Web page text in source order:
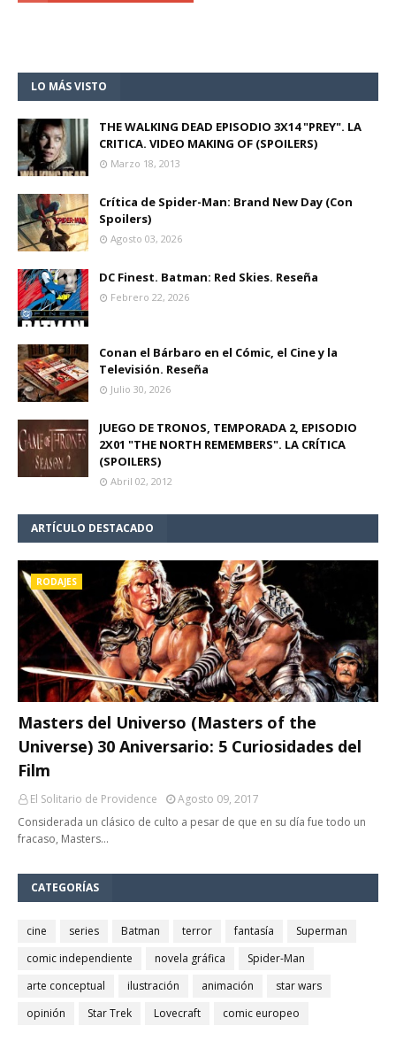
LO MÁS VISTO
THE WALKING DEAD EPISODIO 3X14 "PREY". LA
CRITICA. VIDEO MAKING OF (SPOILERS)
Marzo 18, 2013
Crítica de Spider-Man: Brand New Day (Con
Spoilers)
Agosto 03, 2026
DC Finest. Batman: Red Skies. Reseña
Febrero 22, 2026
Conan el Bárbaro en el Cómic, el Cine y la
Televisión. Reseña
Julio 30, 2026
JUEGO DE TRONOS, TEMPORADA 2, EPISODIO
2X01 "THE NORTH REMEMBERS". LA CRÍTICA
(SPOILERS)
Abril 02, 2012
ARTÍCULO DESTACADO
RODAJES
Masters del Universo (Masters of the
Universe) 30 Aniversario: 5 Curiosidades del
Film
El Solitario de Providence
Agosto 09, 2017
Considerada un clásico de culto a pesar de que en su día fue todo un
fracaso, Masters…
CATEGORÍAS
cine series Batman terror fantasía
Superman
comic independiente
novela gráfica
Spider-Man
arte conceptual
ilustración animación
star wars
opinión
Star Trek Lovecraft comic europeo